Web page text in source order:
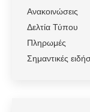
Ανακοινώσεις
Δελτία Τύπου
Πληρωμές
Σημαντικές